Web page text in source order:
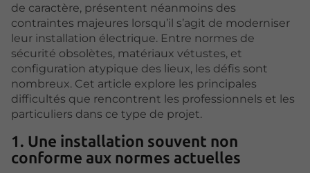
de caractère, présentent néanmoins des
contraintes majeures lorsqu’il s’agit de moderniser
leur installation électrique. Entre normes de
sécurité obsolètes, matériaux vétustes, et
configuration atypique des lieux, les défis sont
nombreux. Cet article explore les principales
difficultés que rencontrent les professionnels et les
particuliers dans ce type de projet.
1. Une installation souvent non
conforme aux normes actuelles